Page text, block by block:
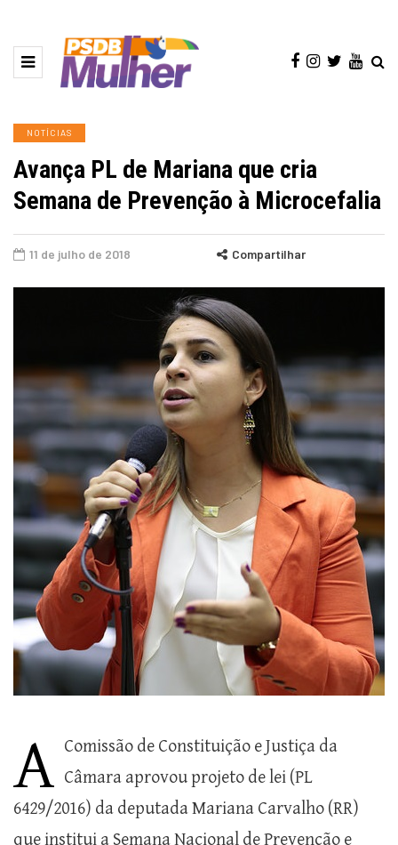
NOTÍCIAS
Avança PL de Mariana que cria
Semana de Prevenção à Microcefalia
11 de julho de 2018 Compartilhar
A Comissão de Constituição e Justiça da
Câmara aprovou projeto de lei (PL
6429/2016) da deputada Mariana Carvalho (RR)
que institui a Semana Nacional de Prevenção e